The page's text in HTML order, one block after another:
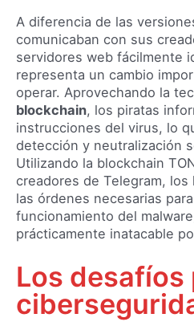
A diferencia de las
comunicaban con sus
servidores web fácilmente
representa un cambio
operar. Aprovechando la
blockchain, los piratas
instrucciones del virus, lo
detección y neutralización
Utilizando la blockchain
creadores de Telegram,
las órdenes necesarias
funcionamiento del
prácticamente inatacable
Los desafíos